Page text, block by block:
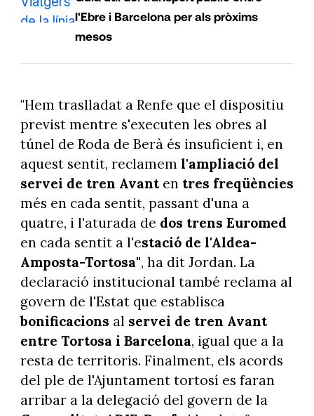
l'Ebre i Barcelona per als pròxims
mesos
"Hem traslladat a Renfe que el dispositiu
previst mentre s'executen les obres al
túnel de Roda de Berà és insuficient i, en
aquest sentit, reclamem l'ampliació del
servei de tren Avant en tres freqüències
més en cada sentit, passant d'una a
quatre, i l'aturada de dos trens Euromed
en cada sentit a l'estació de l'Aldea-
Amposta-Tortosa", ha dit Jordan. La
declaració institucional també reclama al
govern de l'Estat que establisca
bonificacions al servei de tren Avant
entre Tortosa i Barcelona, igual que a la
resta de territoris. Finalment, els acords
del ple de l'Ajuntament tortosí es faran
arribar a la delegació del govern de la